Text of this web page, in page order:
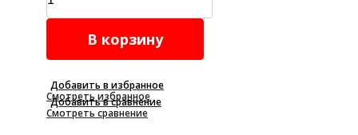
ToxiRAE
В корзину
Добавить в избранное
Смотреть избранное
Добавить в сравнение
Смотреть сравнение